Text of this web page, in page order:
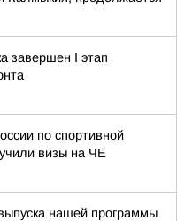
завершен I этап
по спортивной
визы на ЧЕ
нашей программы